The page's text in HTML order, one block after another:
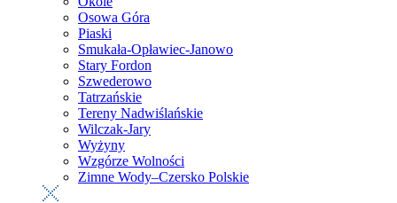
Osowa Góra
Piaski
Smukała-Opławiec-Janowo
Stary Fordon
Szwederowo
Tatrzańskie
Tereny Nadwiślańskie
Wilczak-Jary
Wyżyny
Wzgórze Wolności
Zimne Wody–Czersko Polskie